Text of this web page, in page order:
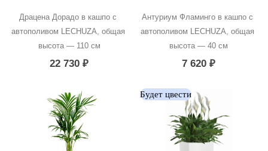
Драцена Дорадо в кашпо с
автополивом LECHUZA, общая
высота — 110 см
22 730₽
Антуриум Фламинго в кашпо с
автополивом LECHUZA, общая
высота — 40 см
7 620₽
Будет цвести